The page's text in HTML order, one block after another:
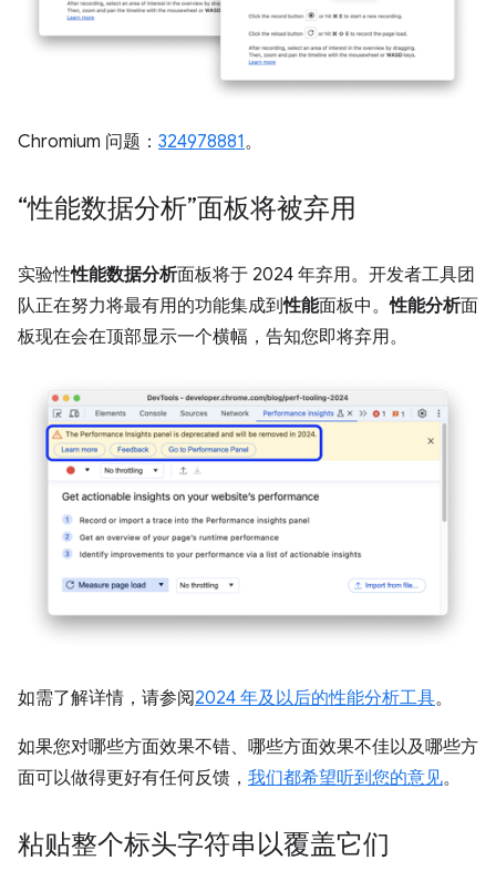
Chromium 问题： 324978881。
“性能数据分析”面板将被弃用
实验性性能数据分析面板将于 2024 年弃用。开发者工具团
队正在努力将最有用的功能集成到性能面板中。性能分析面
板现在会在顶部显示一个横幅，告知您即将弃用。
如需了解详情，请参阅2024 年及以后的性能分析工具。
如果您对哪些方面效果不错、哪些方面效果不佳以及哪些方
面可以做得更好有任何反馈， 我们都希望听到您的意见。
粘贴整个标头字符串以覆盖它们